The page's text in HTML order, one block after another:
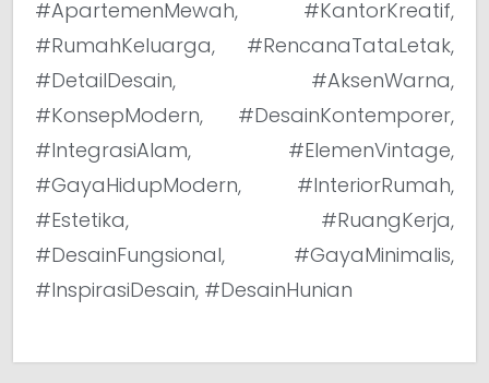
#ApartemenMewah, #KantorKreatif,
#RumahKeluarga, #RencanaTataLetak,
#DetailDesain, #AksenWarna,
#KonsepModern, #DesainKontemporer,
#IntegrasiAlam, #ElemenVintage,
#GayaHidupModern, #InteriorRumah,
#Estetika, #RuangKerja,
#DesainFungsional, #GayaMinimalis,
#InspirasiDesain, #DesainHunian